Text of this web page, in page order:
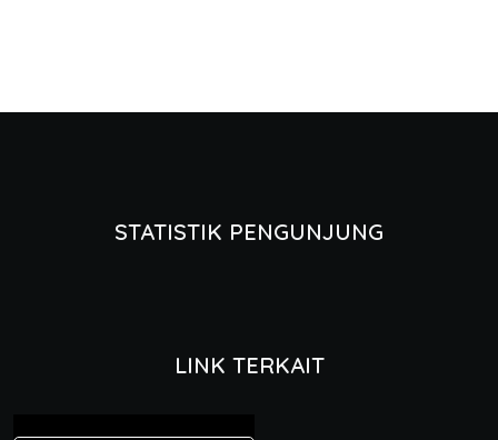
STATISTIK PENGUNJUNG
LINK TERKAIT